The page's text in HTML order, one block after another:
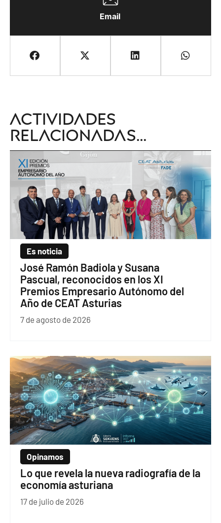
Email
Actividades
relacionadas...
Es noticia
José Ramón Badiola y Susana
Pascual, reconocidos en los XI
Premios Empresario Autónomo del
Año de CEAT Asturias
7 de agosto de 2026
Opinamos
Lo que revela la nueva radiografía de la
economía asturiana
17 de julio de 2026